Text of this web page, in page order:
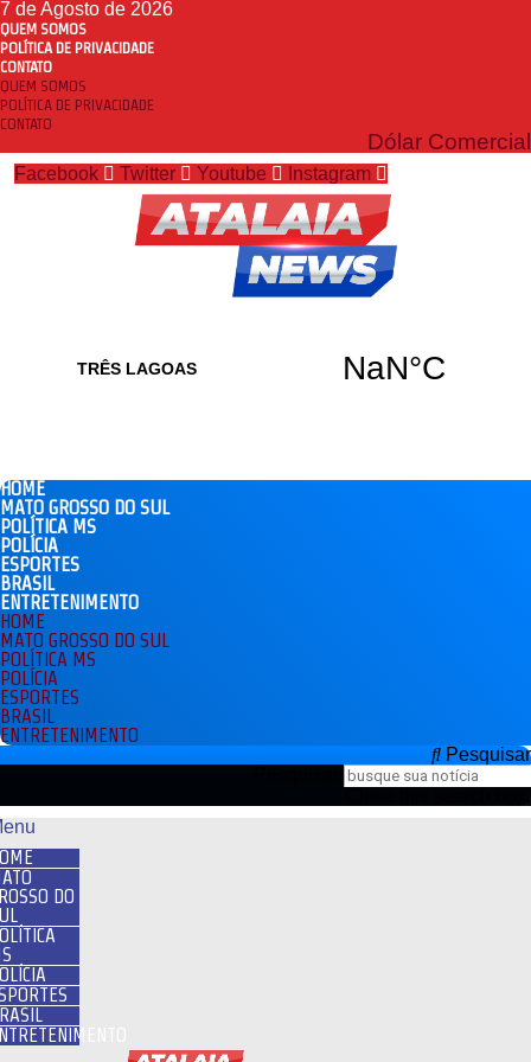
7 de Agosto de 2026
QUEM SOMOS
POLÍTICA DE PRIVACIDADE
CONTATO
QUEM SOMOS
POLÍTICA DE PRIVACIDADE
CONTATO
Dólar Comercial
Facebook Twitter Youtube Instagram
HOME
MATO GROSSO DO SUL
POLÍTICA MS
POLÍCIA
ESPORTES
BRASIL
ENTRETENIMENTO
HOME
MATO GROSSO DO SUL
POLÍTICA MS
POLÍCIA
ESPORTES
BRASIL
ENTRETENIMENTO
Pesquisar
DO